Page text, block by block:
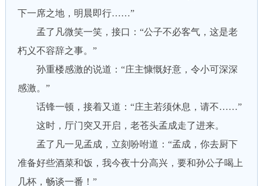
下一席之地，明晨即行……”
孟了凡微笑一笑，接口：“公子不必客气，这是老
朽义不容辞之事。”
孙重楼感激的说道：“庄主慷慨好意，令小可深深
感激。”
话锋一顿，接着又道：“庄主若须休息，请不……”
这时，厅门突又开启，老苍头孟成走了进来。
孟了凡一见孟成，立刻吩咐道：“孟成，你去厨下
准备好些酒菜和饭，我今夜十分高兴，要和孙公子喝上
几杯，畅谈一番！”